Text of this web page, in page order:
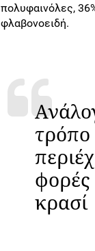
πολυφαινόλες,
φλαβονοειδή.
τρόπο
φορές
κρασί